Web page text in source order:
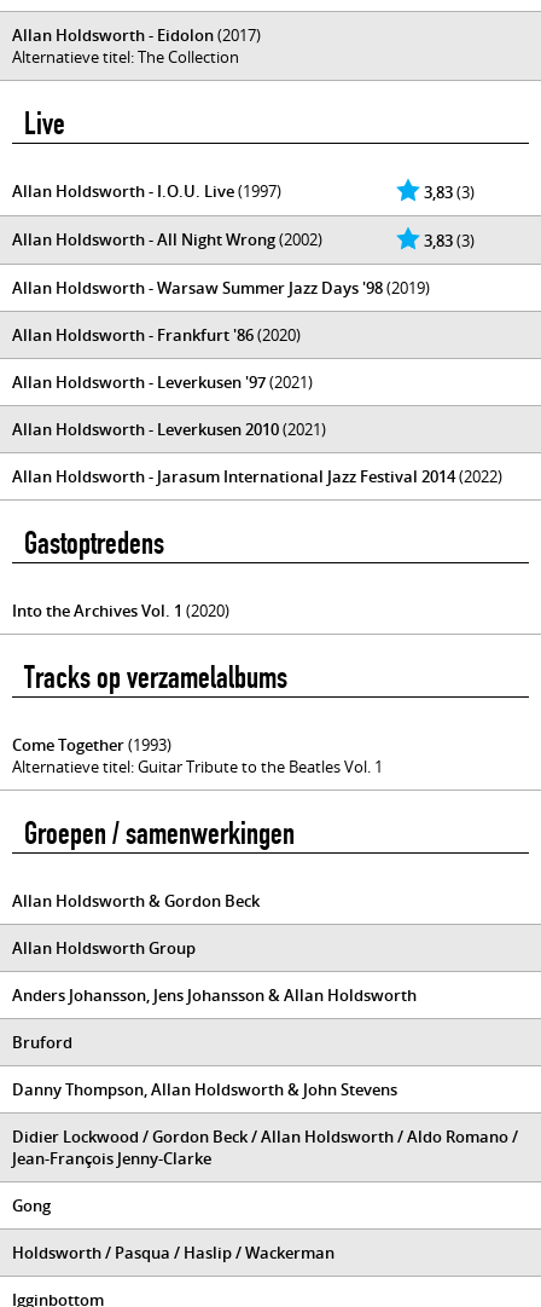
Allan Holdsworth - Eidolon(2017)
Alternatieve titel: The Collection
Live
3,83(3)
Allan Holdsworth - I.O.U. Live(1997)
3,83(3)
Allan Holdsworth - All Night Wrong(2002)
Allan Holdsworth - Warsaw Summer Jazz Days '98(2019)
Allan Holdsworth - Frankfurt '86(2020)
Allan Holdsworth - Leverkusen '97(2021)
Allan Holdsworth - Leverkusen 2010(2021)
Allan Holdsworth - Jarasum International Jazz Festival 2014(2022)
Gastoptredens
Into the Archives Vol. 1 (2020)
Tracks op verzamelalbums
Come Together(1993)
Alternatieve titel: Guitar Tribute to the Beatles Vol. 1
Groepen / samenwerkingen
Allan Holdsworth & Gordon Beck
Allan Holdsworth Group
Anders Johansson, Jens Johansson & Allan Holdsworth
Bruford
Danny Thompson, Allan Holdsworth & John Stevens
Didier Lockwood / Gordon Beck / Allan Holdsworth / Aldo Romano /
Jean-François Jenny-Clarke
Gong
Holdsworth / Pasqua / Haslip / Wackerman
Igginbottom